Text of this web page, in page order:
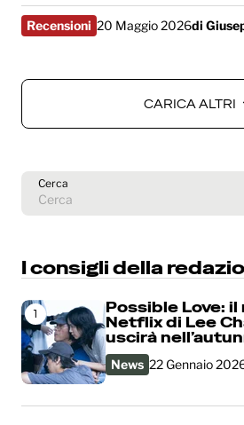
Recensioni 20 Maggio 2026di
CARICA ALTRI
CARICA ALTRI
Cerca
I consigli della
1
Possible Love: il
Netflix di Lee
uscirà
News 22 Gennaio